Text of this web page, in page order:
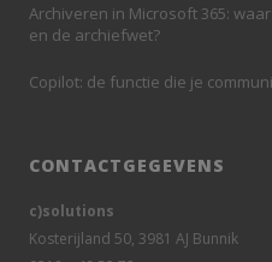
Archiveren in Microsoft 365:
en de archiefwet?
Copilot: de functie die je
CONTACTGEGEVENS
c)solutions
Kosterijland 50, 3981 AJ Bunnik